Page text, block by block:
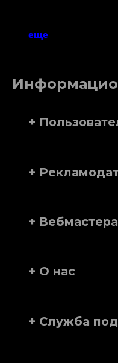
еще
+
+
+
+ О нас
+ Служба